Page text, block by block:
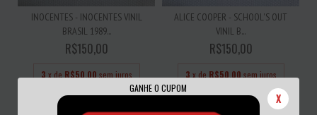
GANHE O CUPOM
X
INOCENTES - INOCENTES VINIL
BRASIL 1989...
R$150,00
3 x de R$50,00 sem juros
ALICE COOPER - SCHOOL'S OUT
VINIL B...
R$150,00
3 x de R$50,00 sem juros